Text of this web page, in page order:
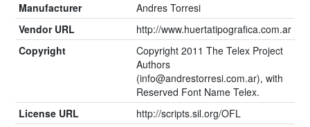
Manufacturer
Andres Torresi
Vendor URL
http://www.huertatipografica.com.ar
Copyright
Copyright 2011 The Telex Project
Authors
(info@andrestorresi.com.ar), with
Reserved Font Name Telex.
License URL
http://scripts.sil.org/OFL